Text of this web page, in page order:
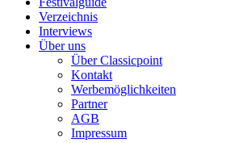
Verzeichnis
Interviews
Über uns
Über Classicpoint
Kontakt
Werbemöglichkeiten
Partner
AGB
Impressum